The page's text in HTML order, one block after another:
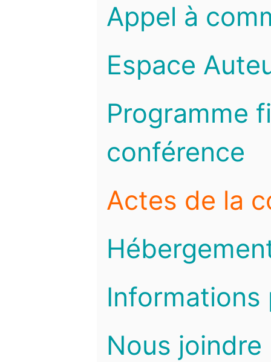
Appel à
Espace
Programme
conférence
Actes de la
Informations
Nous joindre